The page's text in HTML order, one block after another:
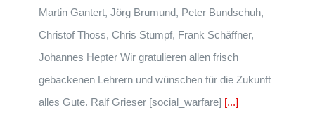
Martin Gantert, Jörg Brumund, Peter Bundschuh,
Christof Thoss, Chris Stumpf, Frank Schäffner,
Johannes Hepter Wir gratulieren allen frisch
gebackenen Lehrern und wünschen für die Zukunft
alles Gute. Ralf Grieser [social_warfare] [...]